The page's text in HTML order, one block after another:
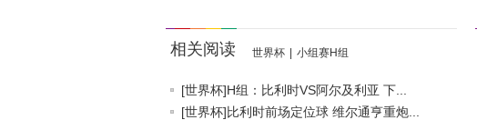
相关阅读 世界杯 小组赛H组
[世界杯]H组：比利时VS阿尔及利亚 下...
[世界杯]比利时前场定位球 维尔通亨重炮...